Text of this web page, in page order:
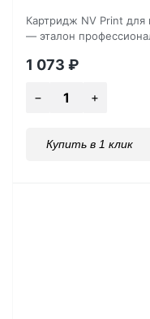
Картридж NV Print для
— эталон
1 073 ₽
Купить в 1 клик